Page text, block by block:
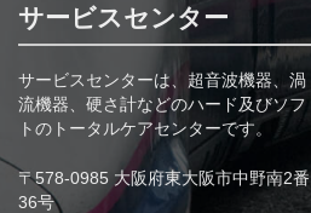
サービスセンター
サービスセンターは、超音波機器、渦
流機器、硬さ計などのハード及びソフ
トのトータルケアセンターです。
〒578-0985 大阪府東大阪市中野南2番
36号